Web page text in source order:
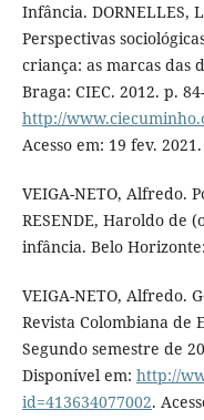
Infância. DORNELLES,
Perspectivas
criança: as marcas das
Braga: CIEC. 2012. p.
http://
Acesso em: 19 fev. 2021.
VEIGA-NETO, Alfredo.
RESENDE, Haroldo de
infância. Belo
VEIGA-NETO, Alfredo.
Revista Colombiana de
Segundo semestre de
Disponível em: http://
id=413634077002.